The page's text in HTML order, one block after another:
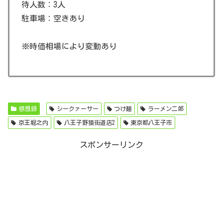
待人数：3人
駐車場：空きあり
※時価相場により変動あり
感想録 シークァーサー つけ麺 ラーメン二郎
京王堀之内 八王子野猿街道店2 東京都八王子市
スポンサーリンク